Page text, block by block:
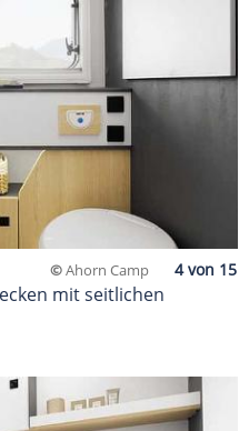
©Ahorn Camp
mit seitlichen